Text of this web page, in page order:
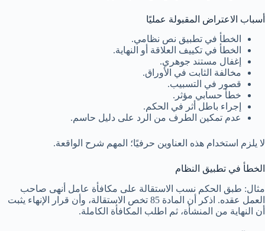
أسباب الاعتراض المقبولة عمليًا
الخطأ في تطبيق نص نظامي.
الخطأ في تكييف العلاقة أو النهاية.
إغفال مستند جوهري.
مخالفة الثابت في الأوراق.
قصور في التسبيب.
خطأ حسابي مؤثر.
إجراء باطل أثر في الحكم.
عدم تمكين الطرف من الرد على دليل حاسم.
لا يلزم استخدام هذه العناوين حرفيًا؛ المهم شرح الواقعة.
الخطأ في تطبيق النظام
مثال: طبق الحكم نسب الاستقالة على مكافأة عامل أنهى صاحب
العمل عقده. اذكر أن المادة 85 تخص الاستقالة، وأن قرار الإنهاء يثبت
أن النهاية من المنشأة، ثم اطلب المكافأة الكاملة.